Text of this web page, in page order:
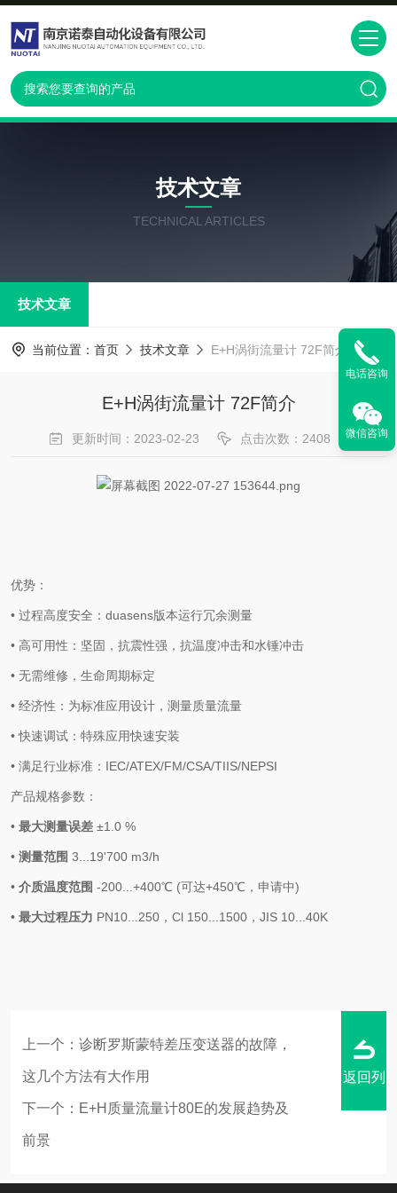
技术文章
TECHNICAL ARTICLES
技术文章
当前位置： 首页 技术文章 E+H涡街流量计 72F简介
E+H涡街流量计 72F简介
更新时间：2023-02-23 点击次数：2408
优势：
• 过程高度安全： duasens版本运行冗余测量
• 高可用性：坚固，抗震性强，抗温度冲击和水锤冲击
• 无需维修，生命周期标定
• 经济性：为标准应用设计，测量质量流量
•快速调试：特殊应用快速安装
• 满足行业标准： IEC/ATEX/FM/CSA/TIIS/NEPSI
产品规格参数：
• 最大测量误差 ±1.0 %
• 测量范围 3...19'700 m3/h
• 介质温度范围 -200...+400℃ (可达+450℃，申请中)
• 最大过程压力 PN10...250 ， Cl 150...1500 ， JIS 10...40K
上一个： 诊断罗斯蒙特差压变送器的故障，
这几个方法有大作用
下一个： E+H质量流量计80E的发展趋势及
前景
返回列
电话咨询
微信咨询